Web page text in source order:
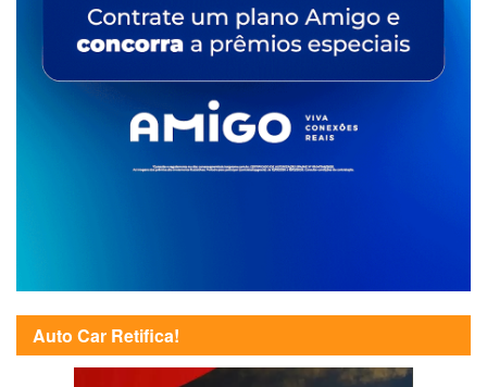
Auto Car Retifica!